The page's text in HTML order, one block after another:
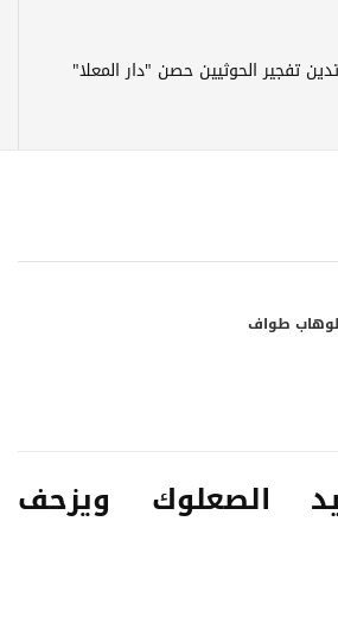
تدين تفجير الحوثيين حصن "دار المعلا"
طواف
الصعلوك ويزحف